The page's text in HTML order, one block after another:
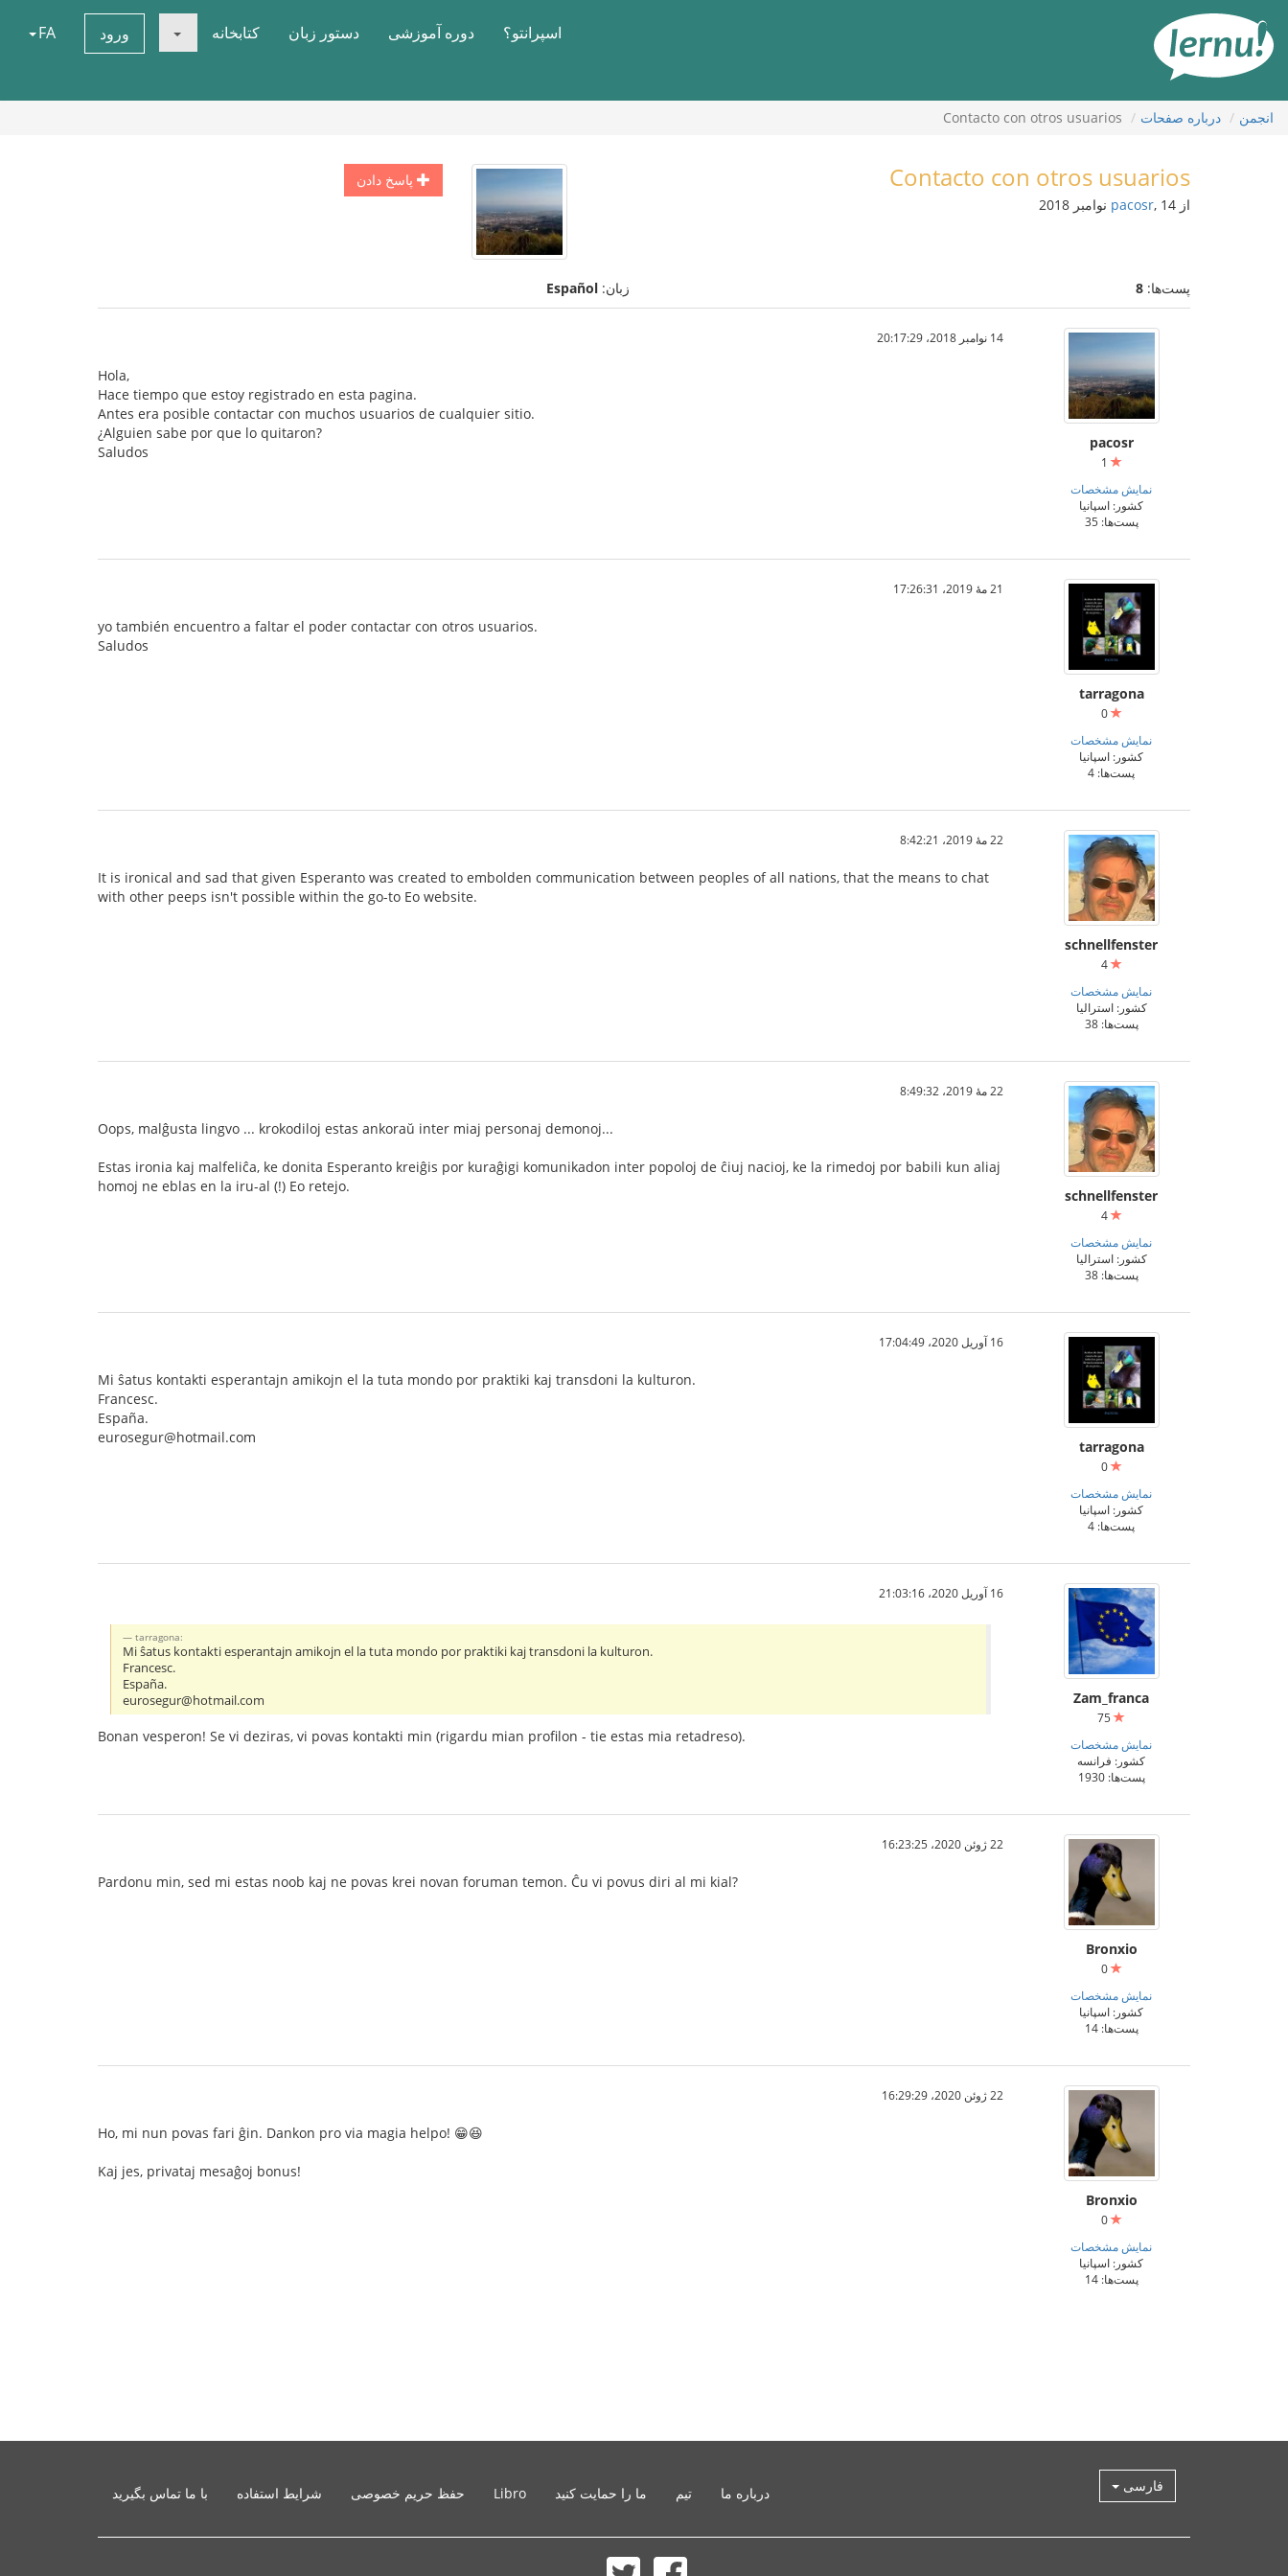
محتوا
اسپرانتو؟ دوره آموزشی دستور زبان کتابخانه ورود FA
انجمن درباره صفحات Contacto con otros usuarios
پاسخ دادن Contacto con otros usuarios
از pacosr, 14 نوامبر 2018
پست‌ها: 8 زبان: Español
pacosr
نمایش مشخصات
کشور: اسپانیا
پست‌ها: 35
14 نوامبر 2018،‏ 20:17:29
Hola,
Hace tiempo que estoy registrado en esta pagina.
Antes era posible contactar con muchos usuarios de cualquier sitio.
¿Alguien sabe por que lo quitaron?
Saludos
tarragona
0
نمایش مشخصات
کشور: اسپانیا
پست‌ها: 4
21 مهٔ 2019،‏ 17:26:31
yo también encuentro a faltar el poder contactar con otros usuarios.
Saludos
schnellfenster
4
نمایش مشخصات
کشور: استرالیا
پست‌ها: 38
22 مهٔ 2019،‏ 8:42:21
It is ironical and sad that given Esperanto was created to embolden communication between peoples of all nations, that the means to chat
with other peeps isn't possible within the go-to Eo website.
schnellfenster
4
نمایش مشخصات
کشور: استرالیا
پست‌ها: 38
22 مهٔ 2019،‏ 8:49:32
Oops, malĝusta lingvo ... krokodiloj estas ankoraŭ inter miaj personaj demonoj...
Estas ironia kaj malfeliĉa, ke donita Esperanto kreiĝis por kuraĝigi komunikadon inter popoloj de ĉiuj nacioj, ke la rimedoj por babili kun aliaj
homoj ne eblas en la iru-al (!) Eo retejo.
tarragona
0
نمایش مشخصات
کشور: اسپانیا
پست‌ها: 4
16 آوریل 2020،‏ 17:04:49
Mi ŝatus kontakti esperantajn amikojn el la tuta mondo por praktiki kaj transdoni la kulturon.
Francesc.
España.
eurosegur@hotmail.com
Zam_franca
نمایش مشخصات
کشور: فرانسه
پست‌ها: 1930
16 آوریل 2020،‏ 21:03:16
tarragona:
Mi ŝatus kontakti esperantajn amikojn el la tuta mondo por praktiki kaj transdoni la kulturon.
Francesc.
España.
eurosegur@hotmail.com
Bonan vesperon! Se vi deziras, vi povas kontakti min (rigardu mian profilon - tie estas mia retadreso).
Bronxio
0
نمایش مشخصات
کشور: اسپانیا
پست‌ها: 14
22 ژوئن 2020،‏ 16:23:25
Pardonu min, sed mi estas noob kaj ne povas krei novan foruman temon. Ĉu vi povus diri al mi kial?
Bronxio
0
نمایش مشخصات
کشور: اسپانیا
پست‌ها: 14
22 ژوئن 2020،‏ 16:29:29
Ho, mi nun povas fari ĝin. Dankon pro via magia helpo! 😁😆
Kaj jes, privataj mesaĝoj bonus!
فارسی درباره ما تیم ما را حمایت کنید Libro حفظ حریم خصوصی شرایط استفاده با ما تماس بگیرید